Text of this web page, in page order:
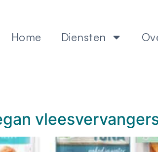
Home Diensten